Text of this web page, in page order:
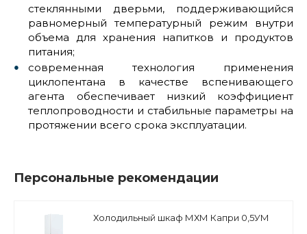
стеклянными дверьми, поддерживающийся
равномерный температурный режим внутри
объема для хранения напитков и продуктов
питания;
современная технология применения
циклопентана в качестве вспенивающего
агента обеспечивает низкий коэффициент
теплопроводности и стабильные параметры на
протяжении всего срока эксплуатации.
Персональные рекомендации
Холодильный шкаф МХМ Капри 0,5УМ